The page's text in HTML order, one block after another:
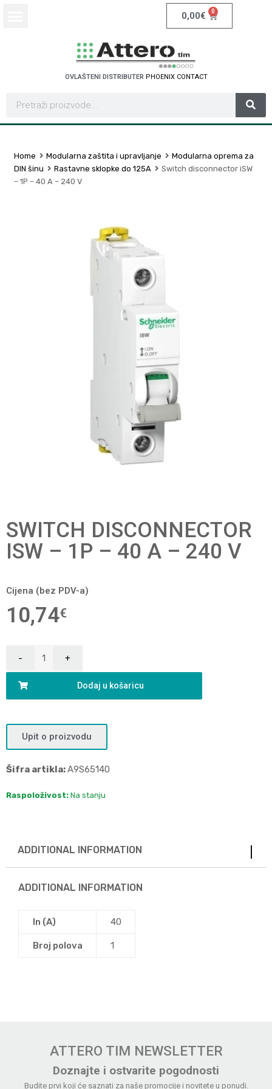
0,00€ 0
OVLAŠTENI DISTRIBUTER PHOENIX CONTACT
Home Modularna zaštita i upravljanje
Modularna oprema za
DIN šinu
Rastavne sklopke do 125A
Switch disconnector iSW
– 1P – 40 A – 240 V
SWITCH DISCONNECTOR
ISW – 1P – 40 A – 240 V
Cijena (bez PDV-a)
10,74€
Dodaj u košaricu
Upit o proizvodu
Šifra artikla:A9S65140
Raspoloživost: Na stanju
ADDITIONAL INFORMATION
ADDITIONAL INFORMATION
In (A) 40
Broj polova 1
ATTERO TIM NEWSLETTER
Doznajte i ostvarite pogodnosti
Budite prvi koji će saznati za naše promocije i novitete u ponudi.